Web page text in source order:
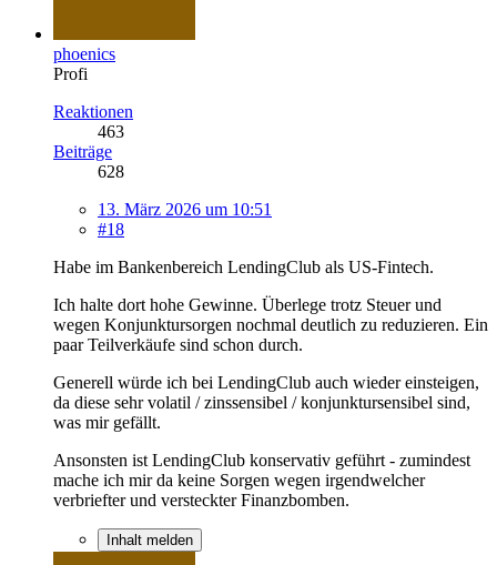
phoenics
Profi
Reaktionen
463
Beiträge
628
13. März 2026 um 10:51
#18
Habe im Bankenbereich LendingClub als US-Fintech.
Ich halte dort hohe Gewinne. Überlege trotz Steuer und
wegen Konjunktursorgen nochmal deutlich zu reduzieren. Ein
paar Teilverkäufe sind schon durch.
Generell würde ich bei LendingClub auch wieder einsteigen,
da diese sehr volatil / zinssensibel / konjunktursensibel sind,
was mir gefällt.
Ansonsten ist LendingClub konservativ geführt - zumindest
mache ich mir da keine Sorgen wegen irgendwelcher
verbriefter und versteckter Finanzbomben.
Inhalt melden